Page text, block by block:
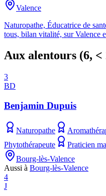
Valence
Naturopathe, Éducatrice de
tous, bilan vitalité, sur Valence
Aux alentours (6, <
3
BD
Benjamin Dupuis
Naturopathe
Phytothérapeute
Praticien
Bourg-lès-Valence
Aussi à Bourg-lès-Valence
4
J